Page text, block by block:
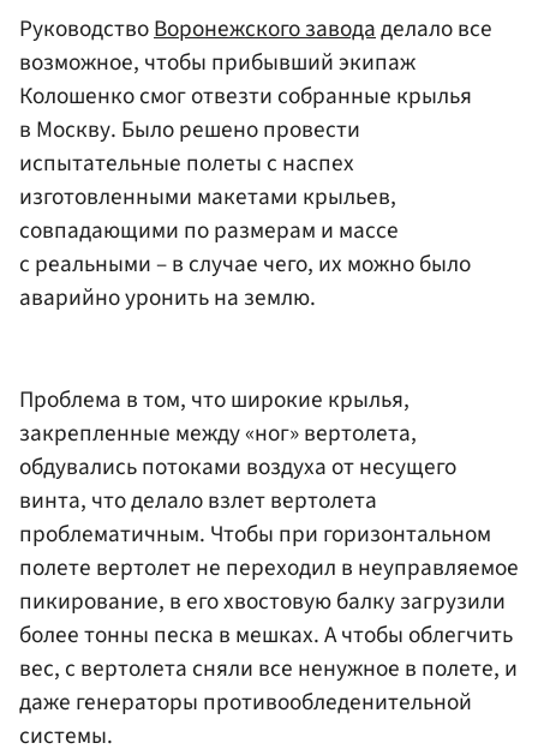
РуководствоВоронежского заводаделало все
возможное, чтобы прибывший экипаж
Колошенко смог отвезти собранные крылья
в Москву. Было решено провести
испытательные полеты с наспех
изготовленными макетами крыльев,
совпадающими по размерам и массе
с реальными – в случае чего, их можно было
аварийно уронить на землю.
Проблема в том, что широкие крылья,
закрепленные между «ног» вертолета,
обдувались потоками воздуха от несущего
винта, что делало взлет вертолета
проблематичным. Чтобы при горизонтальном
полете вертолет не переходил в неуправляемое
пикирование, в его хвостовую балку загрузили
более тонны песка в мешках. А чтобы облегчить
вес, с вертолета сняли все ненужное в полете, и
даже генераторы противообледенительной
системы.